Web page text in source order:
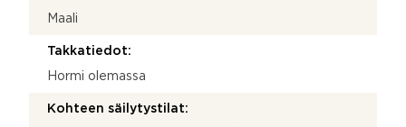
Maali
Takkatiedot:
Hormi olemassa
Kohteen säilytystilat: